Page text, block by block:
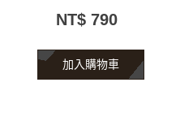
NT$ 790
加入購物車